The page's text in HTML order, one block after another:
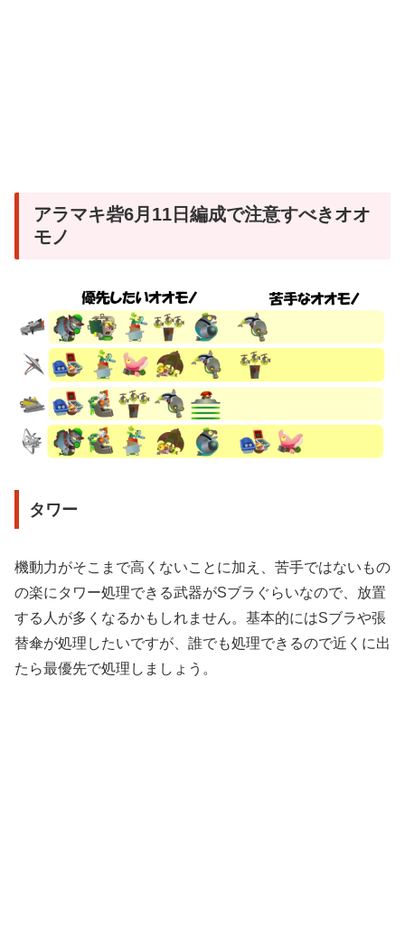
アラマキ砦6月11日編成で注意すべきオオ
モノ
タワー
機動力がそこまで高くないことに加え、苦手ではないもの
の楽にタワー処理できる武器がSブラぐらいなので、放置
する人が多くなるかもしれません。基本的にはSブラや張
替傘が処理したいですが、誰でも処理できるので近くに出
たら最優先で処理しましょう。